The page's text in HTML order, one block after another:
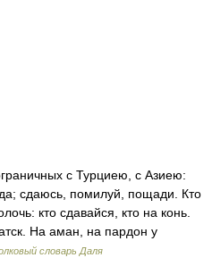
с Турциею, с Азиею:
сдаюсь, помилуй, пощади. Кто
кто сдавайся, кто на конь.
На аман, на пардон у
словарь Даля